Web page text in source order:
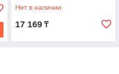
Нет в наличии
17 169 ₸